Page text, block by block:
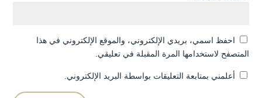
احفظ اسمي، بريدي الإلكتروني، والموقع الإلكتروني في هذا
المتصفح لاستخدامها المرة المقبلة في تعليقي.
أعلمني بمتابعة التعليقات بواسطة البريد الإلكتروني.